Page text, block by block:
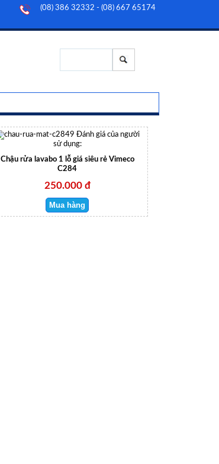
(08) 386 32332 - (08) 667 65174
Đánh giá của người
sử dụng:
Chậu rửa lavabo 1 lỗ giá siêu rẻ Vimeco
C284
250.000 đ